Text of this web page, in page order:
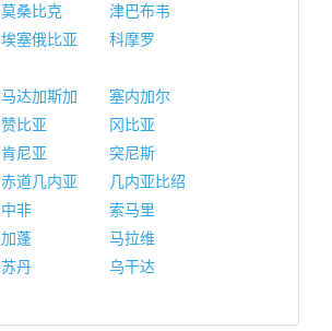
莫桑比克
津巴布韦
埃塞俄比亚
科摩罗
马达加斯加
塞内加尔
赞比亚
冈比亚
肯尼亚
突尼斯
赤道几内亚
几内亚比绍
中非
索马里
加蓬
马拉维
苏丹 乌干达